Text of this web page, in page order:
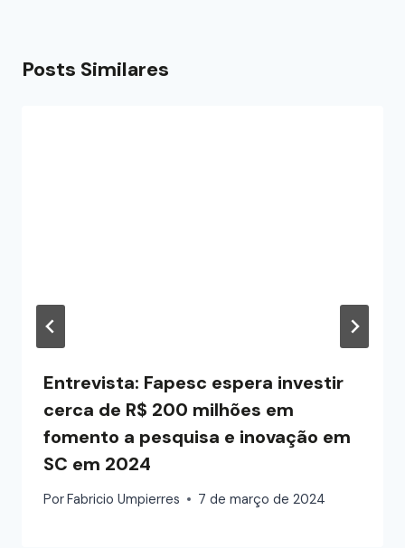
Posts Similares
Entrevista: Fapesc espera investir
cerca de R$ 200 milhões em
fomento a pesquisa e inovação em
SC em 2024
PorFabricio Umpierres 7 de março de 2024